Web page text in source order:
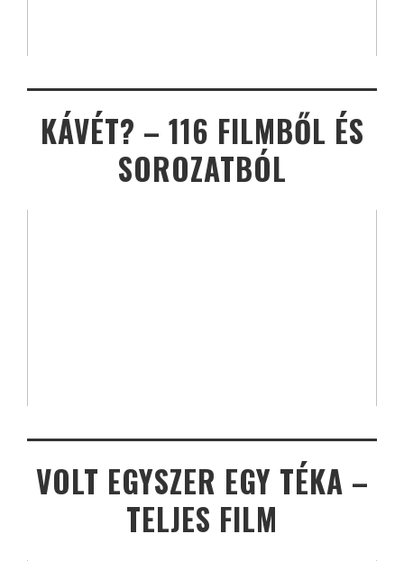
KÁVÉT? – 116 FILMBŐL ÉS
SOROZATBÓL
VOLT EGYSZER EGY TÉKA –
TELJES FILM